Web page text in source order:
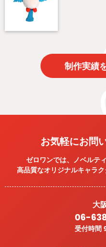
制作実績
お気軽にお問
ゼロワンでは、ノベルテ
高品質なオリジナルキャラ
大
06-
受付時間